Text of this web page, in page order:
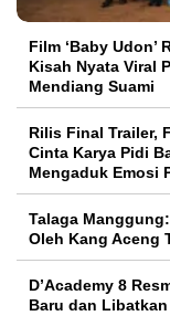
Film ‘Baby Udon’
Kisah Nyata Viral
Mendiang Suami
Rilis Final Trailer,
Cinta Karya Pidi
Mengaduk Emosi
Talaga
Oleh Kang Aceng
D’Academy 8
Baru dan